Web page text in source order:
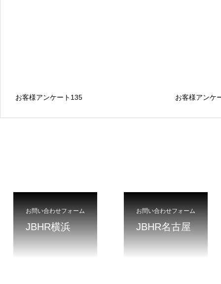
お客様アンケート135 お客様アンケ
お問い合わせフォーム
JBHR横浜
お問い合わせフォーム
JBHR名古屋